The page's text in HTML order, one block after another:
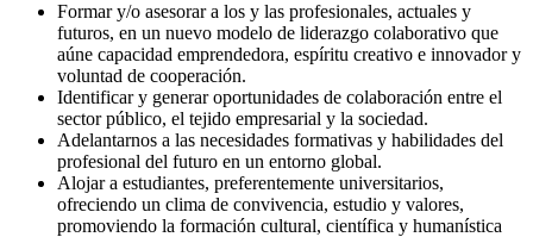
Formar y/o asesorar a los y las profesionales, actuales y
futuros, en un nuevo modelo de liderazgo colaborativo que
aúne capacidad emprendedora, espíritu creativo e innovador y
voluntad de cooperación.
Identificar y generar oportunidades de colaboración entre el
sector público, el tejido empresarial y la sociedad.
Adelantarnos a las necesidades formativas y habilidades del
profesional del futuro en un entorno global.
Alojar a estudiantes, preferentemente universitarios,
ofreciendo un clima de convivencia, estudio y valores,
promoviendo la formación cultural, científica y humanística